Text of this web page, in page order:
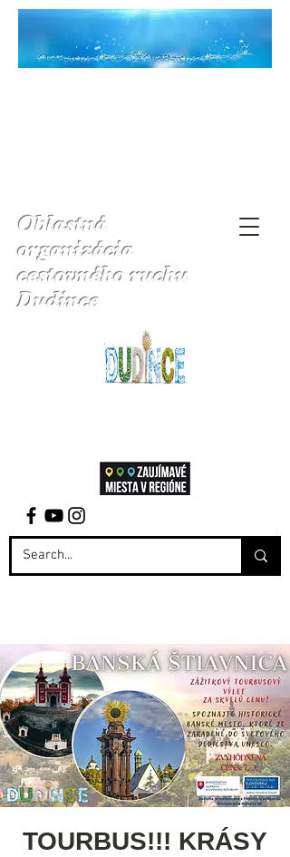
Oblastná
organizácia
cestovného ruchu
Dudince
TOURBUS!!! KRÁSY